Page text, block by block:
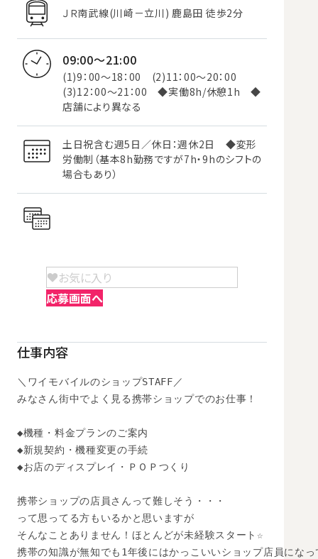
ＪＲ南武線(川崎－立川) 鹿島田 徒歩2分
09:00～21:00
(1)9：00～18：00 (2)11：00～20：00
(3)12：00～21：00 ◆実働8h/休憩1h ◆
店舗により異なる
土日祝含む週5日／休日：週休2日 ◆変形
労働制（基本8h勤務ですが7h・9hのシフトの
場合もあり）
お気に入り
応募画面へ
仕事内容
＼ワイモバイルのショップSTAFF／
みなさん街中でよく見る携帯ショップでのお仕事！
◆機種・料金プランのご案内
◆新規契約・機種変更の手続
◆お店のディスプレイ・ＰＯＰつくり
携帯ショップの店員さんって難しそう・・・
って思ってる方もいるかと思いますが
そんなことありません！ほとんどが未経験スタート☆
携帯の知識が無知でも1年後にはかっこいいショップ店員にな